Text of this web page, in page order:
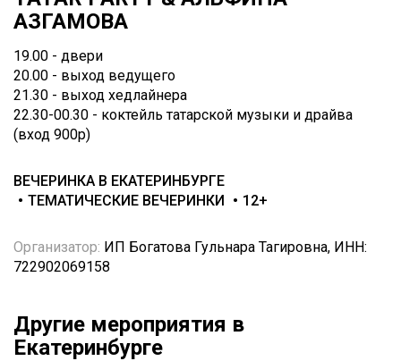
АЗГАМОВА
19.00 - двери
20.00 - выход ведущего
21.30 - выход хедлайнера
22.30-00.30 - коктейль татарской музыки и драйва
(вход 900р)
ВЕЧЕРИНКА В ЕКАТЕРИНБУРГЕ
ТЕМАТИЧЕСКИЕ ВЕЧЕРИНКИ
12+
Организатор: ИП Богатова Гульнара Тагировна, ИНН:
722902069158
Другие мероприятия в
Екатеринбурге